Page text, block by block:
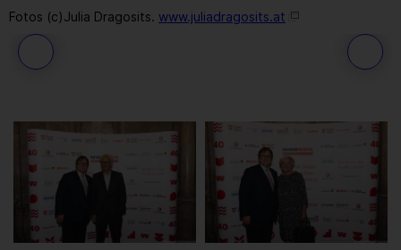
Fotos (c)Julia Dragosits. www.juliadragosits.at
49 / 109